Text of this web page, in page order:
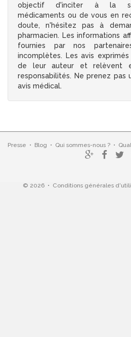
objectif d'inciter à la
médicaments ou de vous en
doute, n'hésitez pas à
pharmacien. Les informations
fournies par nos
incomplètes. Les avis
de leur auteur et relèvent
responsabilités. Ne prenez pas
avis médical.
Presse • Blog • Qui sommes-nous ? •
© 2026 • Conditions générales